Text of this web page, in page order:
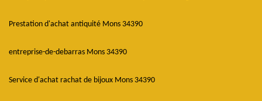
Prestation d'achat antiquité Mons 34390
entreprise-de-debarras Mons 34390
Service d'achat rachat de bijoux Mons 34390